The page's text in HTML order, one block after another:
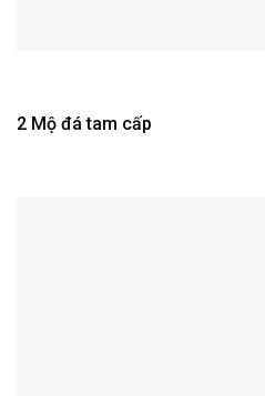
2 Mộ đá tam cấp